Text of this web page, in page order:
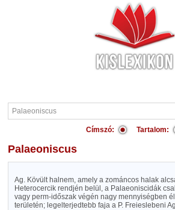
Címszó: Tartalom:
Palaeoniscus
Ag. Kövült halnem, amely a zománcos halak
Heterocercik rendjén belül, a Palaeoniscidák
vagy perm-időszak végén nagy mennyiségben
területén; legelterjedtebb faja a P. Freieslebeni